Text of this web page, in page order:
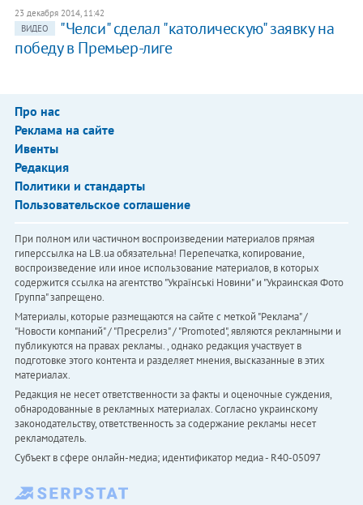
23 декабря 2014, 11:42
ВИДЕО
"Челси" сделал "католическую" заявку на
победу в Премьер-лиге
Про нас
Реклама на сайте
Ивенты
Редакция
Политики и стандарты
Пользовательское соглашение
При полном или частичном воспроизведении материалов прямая
гиперссылка на LB.ua обязательна! Перепечатка, копирование,
воспроизведение или иное использование материалов, в которых
содержится ссылка на агентство "Українськi Новини" и "Украинская Фото
Группа" запрещено.
Материалы, которые размещаются на сайте с меткой "Реклама" /
"Новости компаний" / "Пресрелиз" / "Promoted", являются рекламными и
публикуются на правах рекламы. , однако редакция участвует в
подготовке этого контента и разделяет мнения, высказанные в этих
материалах.
Редакция не несет ответственности за факты и оценочные суждения,
обнародованные в рекламных материалах. Согласно украинскому
законодательству, ответственность за содержание рекламы несет
рекламодатель.
Субъект в сфере онлайн-медиа; идентификатор медиа - R40-05097